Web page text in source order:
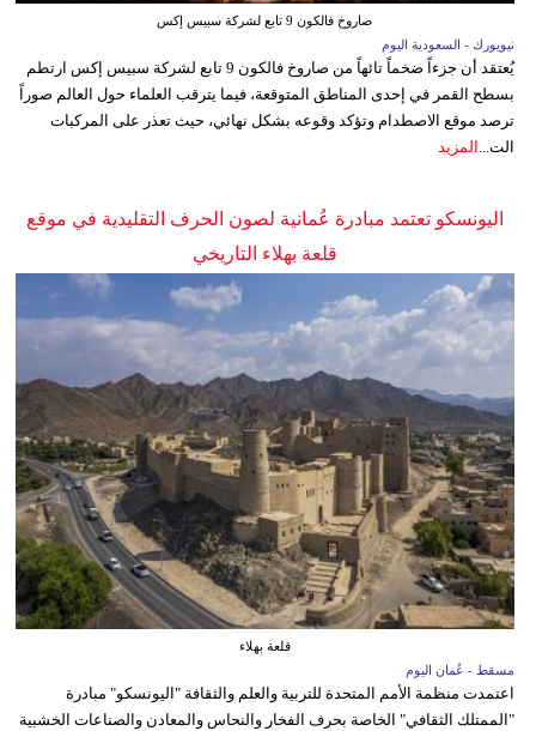
صاروخ فالكون 9 تابع لشركة سبيس إكس
نيويورك - السعودية اليوم
يُعتقد أن جزءاً ضخماً تائهاً من صاروخ فالكون 9 تابع لشركة سبيس إكس ارتطم
بسطح القمر في إحدى المناطق المتوقعة، فيما يترقب العلماء حول العالم صوراً
ترصد موقع الاصطدام وتؤكد وقوعه بشكل نهائي، حيث تعذر على المركبات
الت... المزيد
اليونسكو تعتمد مبادرة عُمانية لصون الحرف التقليدية في موقع
قلعة بهلاء التاريخي
قلعة بهلاء
مسقط - عُمان اليوم
اعتمدت منظمة الأمم المتحدة للتربية والعلم والثقافة "اليونسكو" مبادرة
"الممتلك الثقافي" الخاصة بحرف الفخار والنحاس والمعادن والصناعات الخشبية